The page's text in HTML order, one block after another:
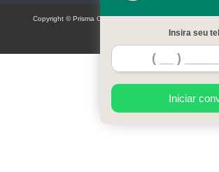
Insira seu
Iniciar
Copyright © Prisma Comunicação visual e eventos (Lei